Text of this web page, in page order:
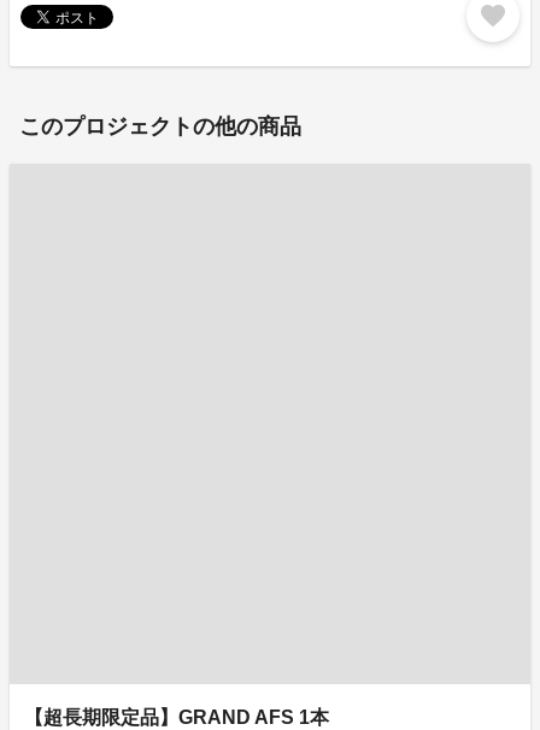
favorite
このプロジェクトの他の商品
【超長期限定品】GRAND AFS 1本